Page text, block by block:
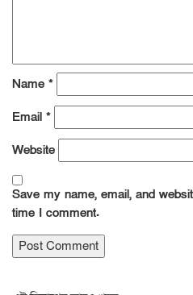
Name *
Email *
Website
Save my name, email, and
time I comment.